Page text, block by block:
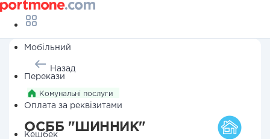
Мобільний
Перекази
Оплата за реквізитами
Кешбек
Назад
Комунальні послуги
ОСББ "ШИННИК"